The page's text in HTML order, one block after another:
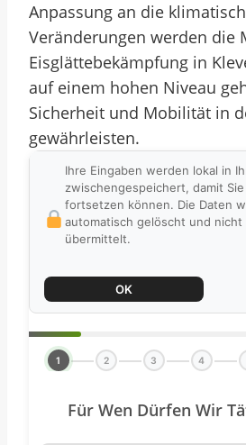
Anpassung an die
Veränderungen werden die
Eisglättebekämpfung in
auf einem hohen Niveau
Sicherheit und Mobilität in
gewährleisten.
Ihre Eingaben werden lokal in
zwischengespeichert, damit
fortsetzen können. Die Daten
automatisch gelöscht und nicht
übermittelt.
OK
1 2 3 4
Für Wen Dürfen Wir